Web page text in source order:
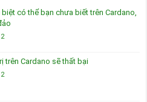
có thể bạn chưa biết trên Cardano,
2
trên Cardano sẽ thất bại
2